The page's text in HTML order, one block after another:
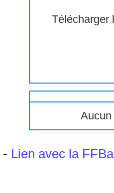
Télécharger
Aucun
- Lien avec la